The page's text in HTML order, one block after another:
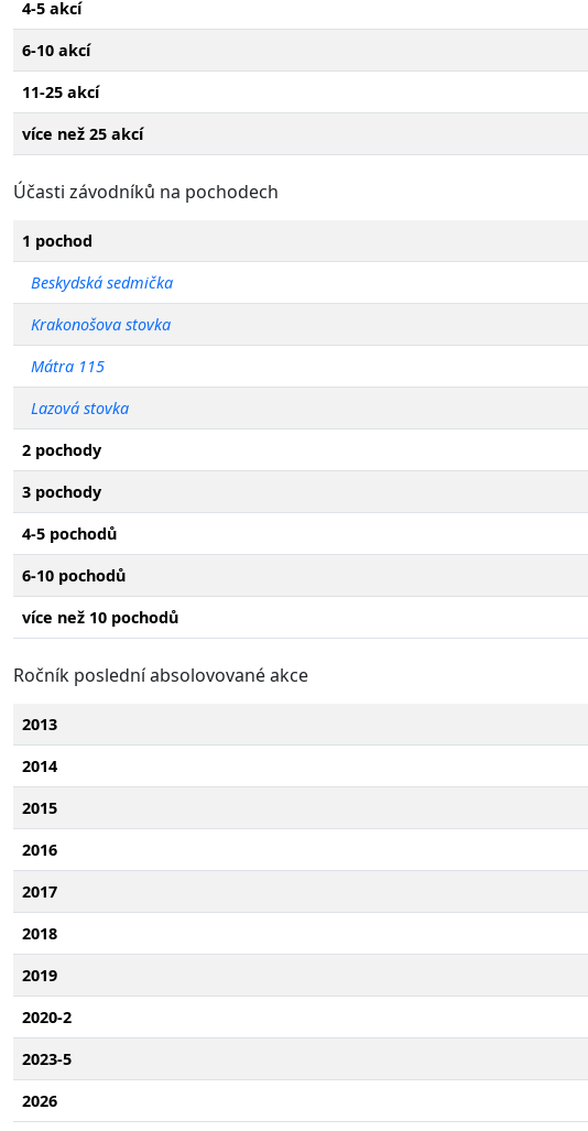
4-5 akcí
6-10 akcí
11-25 akcí
více než 25 akcí
Účasti závodníků na pochodech
1 pochod
Beskydská sedmička
Krakonošova stovka
Mátra 115
Lazová stovka
2 pochody
3 pochody
4-5 pochodů
6-10 pochodů
více než 10 pochodů
Ročník poslední absolovované akce
2013
2014
2015
2016
2017
2018
2019
2020-2
2023-5
2026